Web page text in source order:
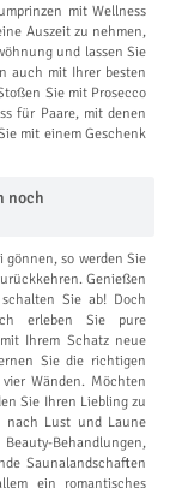
mit Wellness
Auszeit zu nehmen,
und lassen Sie
auch mit Ihrer besten
Sie mit Prosecco
für Paare, mit denen
mit einem Geschenk
noch
so werden Sie
Genießen
Sie ab! Doch
erleben Sie pure
Ihrem Schatz neue
Sie die richtigen
Wänden. Möchten
Sie Ihren Liebling zu
Lust und Laune
Behandlungen,
Saunalandschaften
ein romantisches